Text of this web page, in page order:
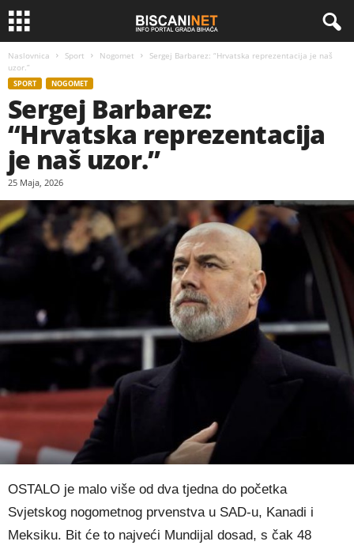
Naslovnica Sport Nogomet
Sergej Barbarez: “Hrvatska reprezentacija je naš
uzor.”
SPORT NOGOMET
Sergej Barbarez:
“Hrvatska reprezentacija
je naš uzor.”
25 Maja, 2026
OSTALO je malo više od dva tjedna do početka
Svjetskog nogometnog prvenstva u SAD-u, Kanadi i
Meksiku. Bit će to najveći Mundijal dosad, s čak 48